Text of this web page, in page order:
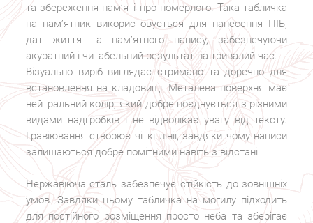
та збереження пам’яті про померлого. Така табличка
на пам’ятник використовується для нанесення ПІБ,
дат життя та пам’ятного напису, забезпечуючи
акуратний і читабельний результат на тривалий час.
Візуально виріб виглядає стримано та доречно для
встановлення на кладовищі. Металева поверхня має
нейтральний колір, який добре поєднується з різними
видами надгробків і не відволікає увагу від тексту.
Гравіювання створює чіткі лінії, завдяки чому написи
залишаються добре помітними навіть з відстані.
Нержавіюча сталь забезпечує стійкість до зовнішніх
умов. Завдяки цьому табличка на могилу підходить
для постійного розміщення просто неба та зберігає